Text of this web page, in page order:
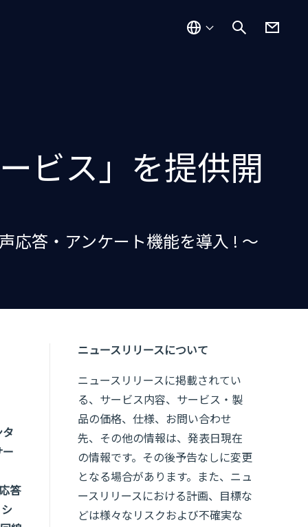
ビス」を提供開
応答・アンケート機能を導入 ! 〜
ー
答
ニュースリリースについて
ニュースリリースに掲載されてい
る、サービス内容、サービス・製
品の価格、仕様、お問い合わせ
先、その他の情報は、発表日現在
の情報です。その後予告なしに変更
となる場合があります。また、ニュ
ースリリースにおける計画、目標な
どは様々なリスクおよび不確実な